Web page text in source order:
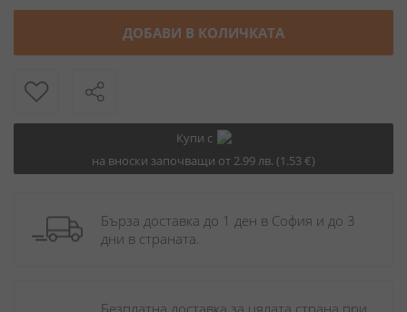
ДОБАВИ В КОЛИЧКАТА
Купи с
на вноски започващи от 2.99 лв. (1.53 €)
Бърза доставка до 1 ден в София и до 3
дни в страната.
Безплатна доставка за цялата страна при